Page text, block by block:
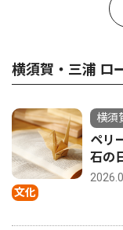
横須賀・三浦 ロ
文化
横須
ペリ
石の